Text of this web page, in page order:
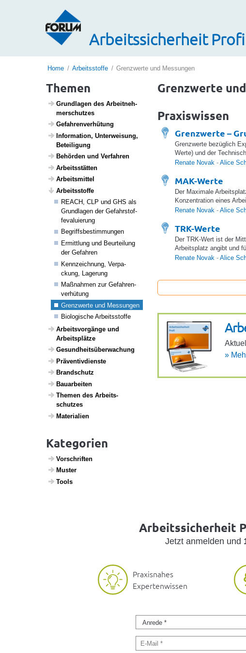
Arbeitssicherheit Profi
Home Arbeitsstoffe Grenzwerte und Messungen
Themen
Grund­lagen des Arbeit­neh­
mer­schutzes
Gefah­ren­ver­hü­tung
Infor­ma­tion, Unter­wei­sung,
Betei­li­gung
Behörden und Verfahren
Arbeits­s­tätten
Arbeits­mittel
Arbeitss­toffe
REACH, CLP und GHS als
Grund­lagen der Gefahr­stof­
fe­va­lu­ie­rung
Begriffs­be­stim­mungen
Ermitt­lung und Beur­tei­lung
der Gefahren
Kenn­zeich­nung, Verpa­
ckung, Lage­rung
Maßnahmen zur Gefah­ren­
ver­hü­tung
Grenz­werte und Messungen
Biolo­gi­sche Arbeitss­toffe
Arbeits­vor­gänge und
Arbeits­plätze
Gesund­heits­über­wa­chung
Präven­tiv­dienste
Brand­schutz
Baua­r­beiten
Themen des Arbeits­
schutzes
Mate­ri­a­lien
Kategorien
Vorschriften
Muster
Tools
Grenzwerte
Praxiswissen
Grenzwerte –
Grenzwerte bezüglich
Werte) und der
Renate Novak -Alice
MAK-Werte
Der Maximale
Konzentration eines
Renate Novak -Alice
TRK-Werte
Der TRK-Wert ist der
Arbeitsplatz angibt und
Renate Novak -Alice
»
Arbeitssicherheit
Jetzt anmelden und
Praxisnahes
Expertenwissen